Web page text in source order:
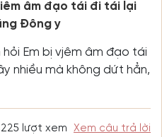
âm đạo tái đi tái lại
Đông y
Em bị vjêm âm đạo tái
nhiều mà không dứt hẳn,
lượt xem Xem câu trả lời